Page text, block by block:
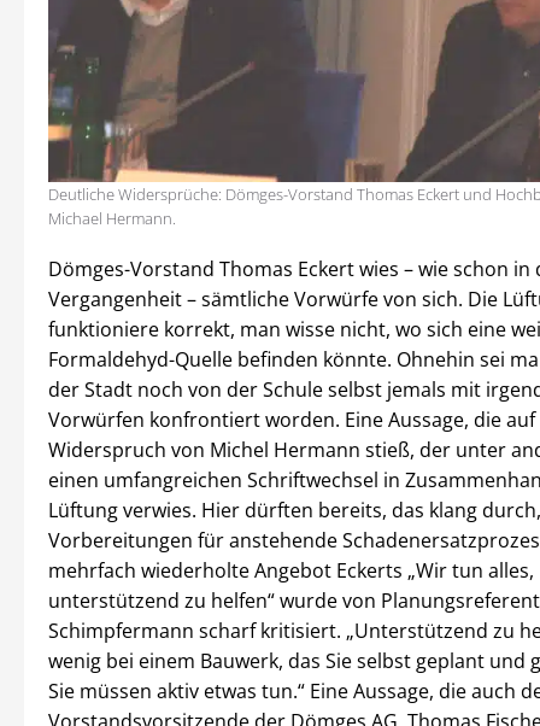
Deutliche Widersprüche: Dömges-Vorstand Thomas Eckert und
Michael Hermann.
Dömges-Vorstand Thomas Eckert wies – wie schon in
Vergangenheit – sämtliche Vorwürfe von sich. Die
funktioniere korrekt, man wisse nicht, wo sich eine
Formaldehyd-Quelle befinden könnte. Ohnehin sei
der Stadt noch von der Schule selbst jemals mit
Vorwürfen konfrontiert worden. Eine Aussage, die
Widerspruch von Michel Hermann stieß, der unter
einen umfangreichen Schriftwechsel in
Lüftung verwies. Hier dürften bereits, das klang
Vorbereitungen für anstehende
mehrfach wiederholte Angebot Eckerts „Wir tun alles,
unterstützend zu helfen“ wurde von
Schimpfermann scharf kritisiert. „Unterstützend zu
wenig bei einem Bauwerk, das Sie selbst geplant und
Sie müssen aktiv etwas tun.“ Eine Aussage, die auch